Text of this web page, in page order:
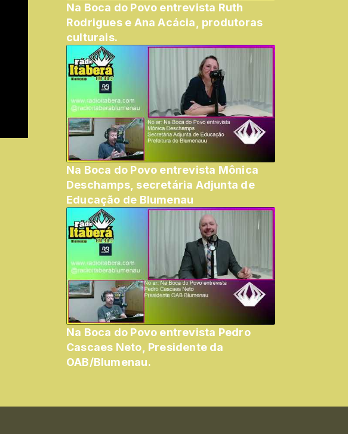
Na Boca do Povo entrevista Ruth
Rodrigues e Ana Acácia, produtoras
culturais.
Na Boca do Povo entrevista Mônica
Deschamps, secretária Adjunta de
Educação de Blumenau
Na Boca do Povo entrevista Pedro
Cascaes Neto, Presidente da
OAB/Blumenau.